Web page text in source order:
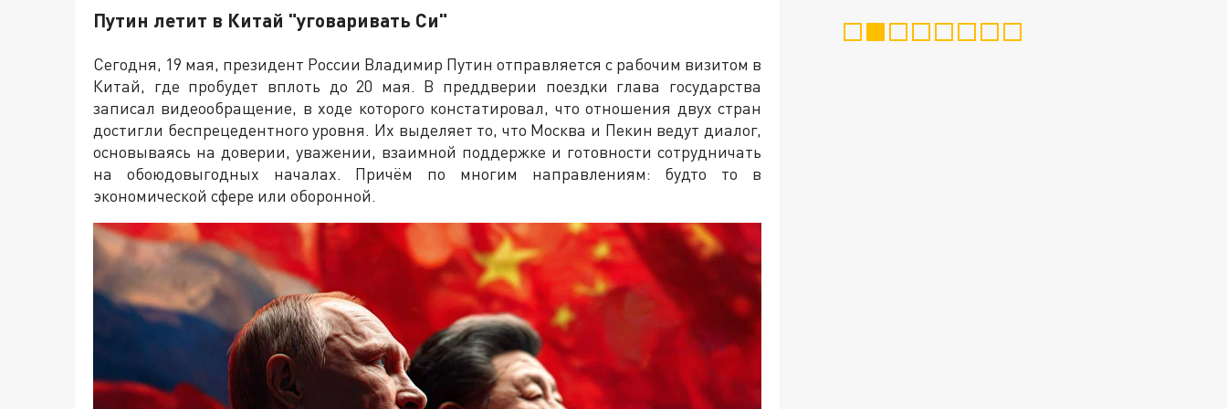
Путин летит в Китай "уговаривать Си"
Сегодня, 19 мая, президент России Владимир Путин отправляется с рабочим визитом в
Китай, где пробудет вплоть до 20 мая. В преддверии поездки глава государства
записал видеообращение, в ходе которого констатировал, что отношения двух стран
достигли беспрецедентного уровня. Их выделяет то, что Москва и Пекин ведут диалог,
основываясь на доверии, уважении, взаимной поддержке и готовности сотрудничать
на обоюдовыгодных началах. Причём по многим направлениям: будто то в
экономической сфере или оборонной.